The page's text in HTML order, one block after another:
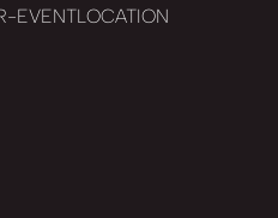
EVENTLOCATION